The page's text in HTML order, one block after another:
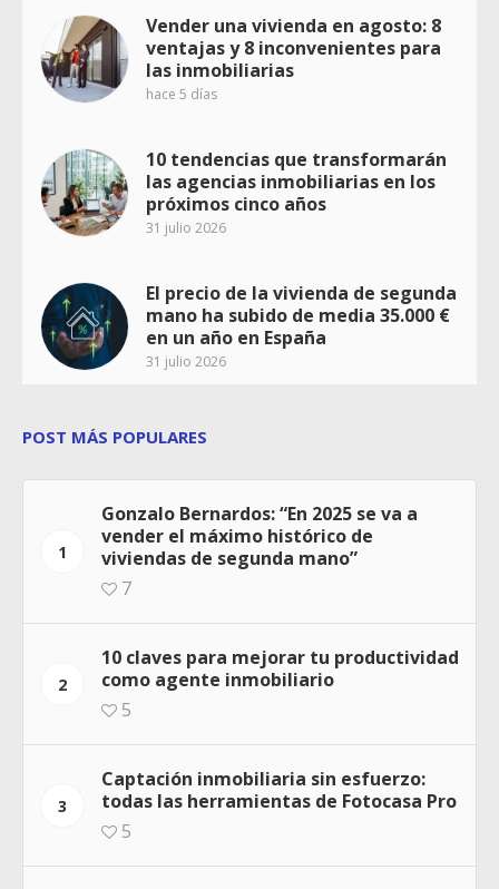
Vender una vivienda en agosto: 8
ventajas y 8 inconvenientes para
las inmobiliarias
hace 5 días
10 tendencias que transformarán
las agencias inmobiliarias en los
próximos cinco años
31 julio 2026
El precio de la vivienda de segunda
mano ha subido de media 35.000 €
en un año en España
31 julio 2026
POST MÁS POPULARES
1
Gonzalo Bernardos: “En 2025 se va a
vender el máximo histórico de
viviendas de segunda mano”
7
2
10 claves para mejorar tu productividad
como agente inmobiliario
5
3
Captación inmobiliaria sin esfuerzo:
todas las herramientas de Fotocasa Pro
5